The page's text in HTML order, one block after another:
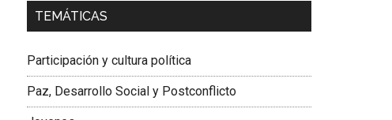
Dra. Carolina Corcho Mejía,
Latinoamericana Sur, Vicepresidenta Federación
TEMÁTICAS
Participación y cultura política
Paz, Desarrollo Social y Postconflicto